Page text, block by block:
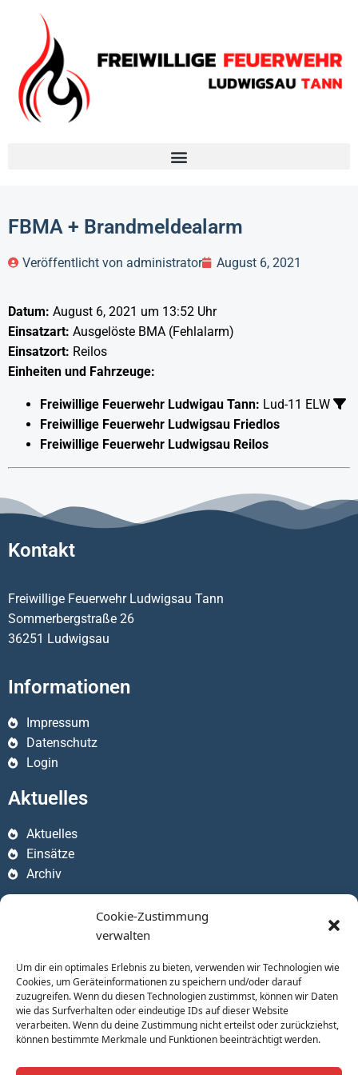
Cookie-Zustimmung
verwalten
Um dir ein optimales Erlebnis zu bieten, verwenden wir Technologien wie
Cookies, um Geräteinformationen zu speichern und/oder darauf
zuzugreifen. Wenn du diesen Technologien zustimmst, können wir Daten
wie das Surfverhalten oder eindeutige IDs auf dieser Website
verarbeiten. Wenn du deine Zustimmung nicht erteilst oder zurückziehst,
können bestimmte Merkmale und Funktionen beeinträchtigt werden.
FBMA + Brandmeldealarm
Veröffentlicht von administrator August 6, 2021
Datum: August 6, 2021 um 13:52 Uhr
Einsatzart: Ausgelöste BMA (Fehlalarm)
Einsatzort: Reilos
Einheiten und Fahrzeuge:
Freiwillige Feuerwehr Ludwigau Tann: Lud-11 ELW
Freiwillige Feuerwehr Ludwigsau Friedlos
Freiwillige Feuerwehr Ludwigsau Reilos
Kontakt
Freiwillige Feuerwehr Ludwigsau Tann
Sommerbergstraße 26
36251 Ludwigsau
Informationen
Impressum
Datenschutz
Login
Aktuelles
Aktuelles
Einsätze
Archiv